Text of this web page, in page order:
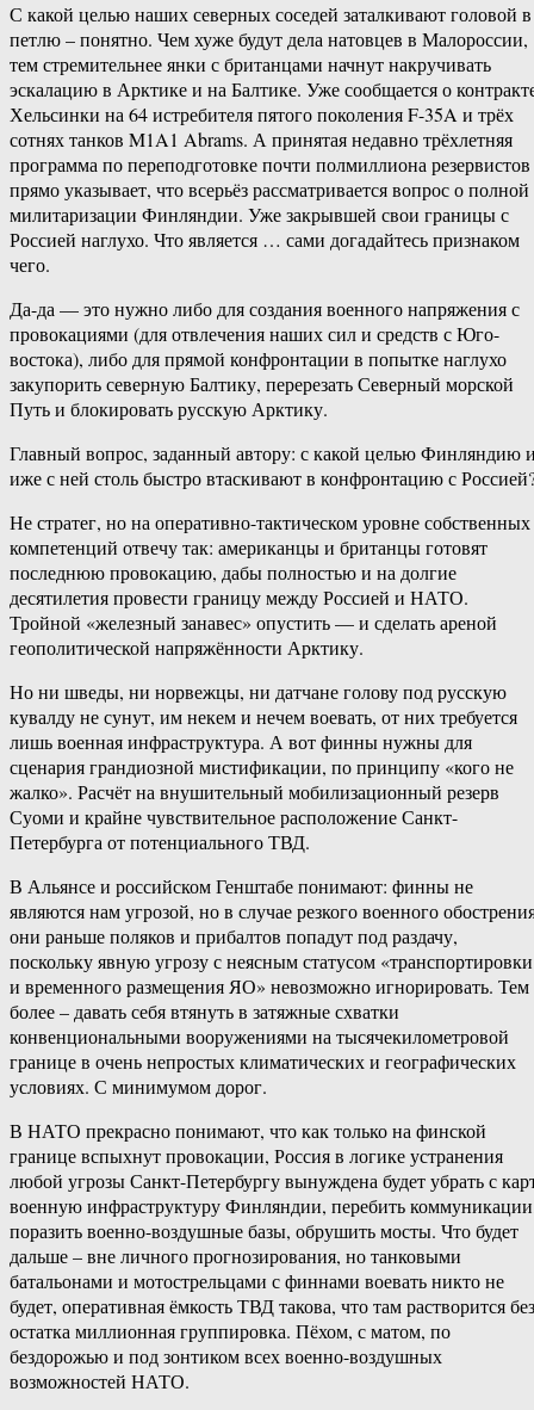
С какой целью наших северных соседей заталкивают головой в
петлю – понятно. Чем хуже будут дела натовцев в Малороссии,
тем стремительнее янки с британцами начнут накручивать
эскалацию в Арктике и на Балтике. Уже сообщается о
Хельсинки на 64 истребителя пятого поколения F-35A и трёх
сотнях танков M1A1 Abrams. А принятая недавно трёхлетняя
программа по переподготовке почти полмиллиона резервистов
прямо указывает, что всерьёз рассматривается вопрос о полной
милитаризации Финляндии. Уже закрывшей свои границы с
Россией наглухо. Что является … сами догадайтесь признаком
чего.
Да-да — это нужно либо для создания военного напряжения с
провокациями (для отвлечения наших сил и средств с Юго-
востока), либо для прямой конфронтации в попытке наглухо
закупорить северную Балтику, перерезать Северный морской
Путь и блокировать русскую Арктику.
Главный вопрос, заданный автору: с какой целью Финляндию
иже с ней столь быстро втаскивают в конфронтацию с
Не стратег, но на оперативно-тактическом уровне собственных
компетенций отвечу так: американцы и британцы готовят
последнюю провокацию, дабы полностью и на долгие
десятилетия провести границу между Россией и НАТО.
Тройной «железный занавес» опустить — и сделать ареной
геополитической напряжённости Арктику.
Но ни шведы, ни норвежцы, ни датчане голову под русскую
кувалду не сунут, им некем и нечем воевать, от них требуется
лишь военная инфраструктура. А вот финны нужны для
сценария грандиозной мистификации, по принципу «кого не
жалко». Расчёт на внушительный мобилизационный резерв
Суоми и крайне чувствительное расположение Санкт-
Петербурга от потенциального ТВД.
В Альянсе и российском Генштабе понимают: финны не
являются нам угрозой, но в случае резкого военного
они раньше поляков и прибалтов попадут под раздачу,
поскольку явную угрозу с неясным статусом «транспортировки
и временного размещения ЯО» невозможно игнорировать. Тем
более – давать себя втянуть в затяжные схватки
конвенциональными вооружениями на тысячекилометровой
границе в очень непростых климатических и географических
условиях. С минимумом дорог.
В НАТО прекрасно понимают, что как только на финской
границе вспыхнут провокации, Россия в логике устранения
любой угрозы Санкт-Петербургу вынуждена будет убрать с
военную инфраструктуру Финляндии, перебить
поразить военно-воздушные базы, обрушить мосты. Что будет
дальше – вне личного прогнозирования, но танковыми
батальонами и мотострельцами с финнами воевать никто не
будет, оперативная ёмкость ТВД такова, что там растворится без
остатка миллионная группировка. Пёхом, с матом, по
бездорожью и под зонтиком всех военно-воздушных
возможностей НАТО.